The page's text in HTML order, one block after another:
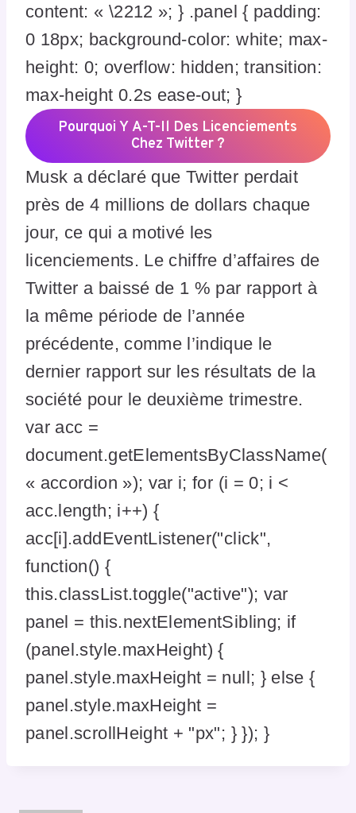
content: « \2212 »; } .panel { padding:
0 18px; background-color: white; max-
height: 0; overflow: hidden; transition:
max-height 0.2s ease-out; }
Pourquoi Y A-T-Il Des Licenciements
Chez Twitter ?
Musk a déclaré que Twitter perdait
près de 4 millions de dollars chaque
jour, ce qui a motivé les
licenciements. Le chiffre d’affaires de
Twitter a baissé de 1 % par rapport à
la même période de l’année
précédente, comme l’indique le
dernier rapport sur les résultats de la
société pour le deuxième trimestre.
var acc =
document.getElementsByClassName(
« accordion »); var i; for (i = 0; i <
acc.length; i++) {
acc[i].addEventListener("click",
function() {
this.classList.toggle("active"); var
panel = this.nextElementSibling; if
(panel.style.maxHeight) {
panel.style.maxHeight = null; } else {
panel.style.maxHeight =
panel.scrollHeight + "px"; } }); }